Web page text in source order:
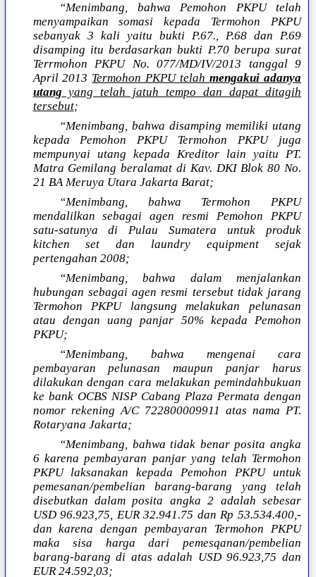
“Menimbang, bahwa Pemohon PKPU telah
menyampaikan somasi kepada Termohon PKPU
sebanyak 3 kali yaitu bukti P.67., P.68 dan P.69
disamping itu berdasarkan bukti P.70 berupa surat
Terrmohon PKPU No. 077/MD/IV/2013 tanggal 9
April 2013 Termohon PKPU telahmengakui adanya
utang yang telah jatuh tempo dan dapat ditagih
tersebut;
“Menimbang, bahwa disamping memiliki utang
kepada Pemohon PKPU Termohon PKPU juga
mempunyai utang kepada Kreditor lain yaitu PT.
Matra Gemilang beralamat di Kav. DKI Blok 80 No.
21 BA Meruya Utara Jakarta Barat;
“Menimbang, bahwa Termohon PKPU
mendalilkan sebagai agen resmi Pemohon PKPU
satu-satunya di Pulau Sumatera untuk produk
kitchen set dan laundry equipment sejak
pertengahan 2008;
“Menimbang, bahwa dalam menjalankan
hubungan sebagai agen resmi tersebut tidak jarang
Termohon PKPU langsung melakukan pelunasan
atau dengan uang panjar 50% kepada Pemohon
PKPU;
“Menimbang, bahwa mengenai cara
pembayaran pelunasan maupun panjar harus
dilakukan dengan cara melakukan pemindahbukuan
ke bank OCBS NISP Cabang Plaza Permata dengan
nomor rekening A/C 722800009911 atas nama PT.
Rotaryana Jakarta;
“Menimbang, bahwa tidak benar posita angka
6 karena pembayaran panjar yang telah Termohon
PKPU laksanakan kepada Pemohon PKPU untuk
pemesanan/pembelian barang-barang yang telah
disebutkan dalam posita angka 2 adalah sebesar
USD 96.923,75, EUR 32.941.75 dan Rp 53.534.400,-
dan karena dengan pembayaran Termohon PKPU
maka sisa harga dari pemesqanan/pembelian
barang-barang di atas adalah USD 96.923,75 dan
EUR 24.592,03;